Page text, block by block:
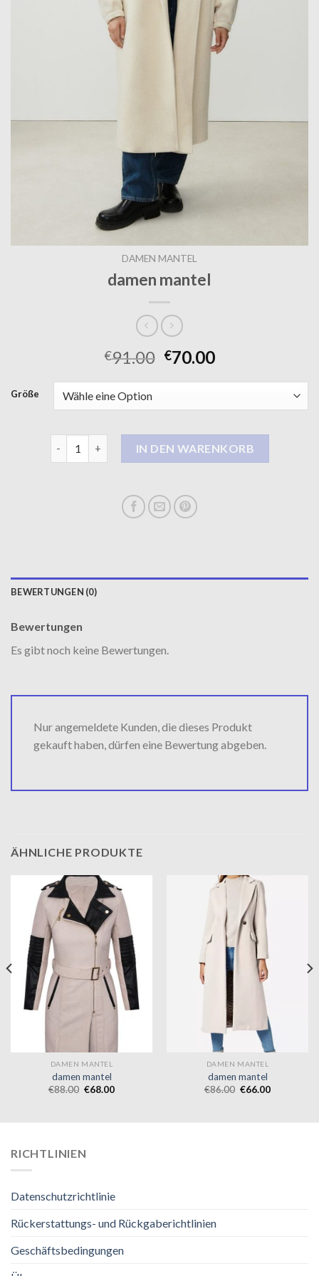
DAMEN MANTEL
damen mantel
€91.00 €70.00
Größe
IN DEN WARENKORB
BEWERTUNGEN (0)
Bewertungen
Es gibt noch keine Bewertungen.
Nur angemeldete Kunden, die dieses Produkt
gekauft haben, dürfen eine Bewertung abgeben.
ÄHNLICHE PRODUKTE
DAMEN MANTEL
damen mantel
€88.00 €68.00
DAMEN MANTEL
damen mantel
€86.00 €66.00
RICHTLINIEN
Datenschutzrichtlinie
Rückerstattungs- und Rückgaberichtlinien
Geschäftsbedingungen